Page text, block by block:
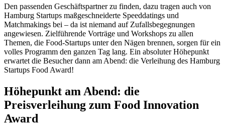
Den passenden Geschäftspartner zu finden, dazu tragen auch von
Hamburg Startups maßgeschneiderte Speeddatings und
Matchmakings bei – da ist niemand auf Zufallsbegegnungen
angewiesen. Zielführende Vorträge und Workshops zu allen
Themen, die Food-Startups unter den Nägen brennen, sorgen für ein
volles Programm den ganzen Tag lang. Ein absoluter Höhepunkt
erwartet die Besucher dann am Abend: die Verleihung des Hamburg
Startups Food Award!
Höhepunkt am Abend: die
Preisverleihung zum Food Innovation
Award